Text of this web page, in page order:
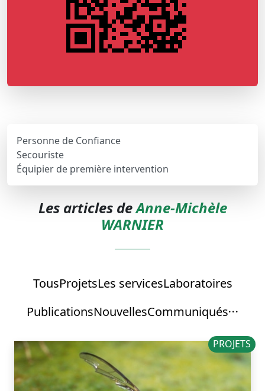
Personne de Confiance
Secouriste
Équipier de première intervention
Les articles deAnne-Michèle
WARNIER
TousProjetsLes servicesLaboratoires
PublicationsNouvellesCommuniqués
PROJETS